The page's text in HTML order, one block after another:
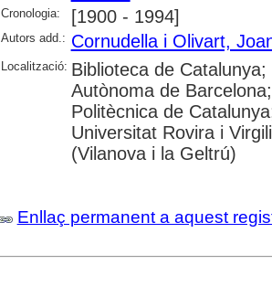
Cronologia: [1900 - 1994]
Autors add.: Cornudella i Olivart,
Localització: Biblioteca de
Autònoma de
Politècnica de
Universitat Rovira i
(Vilanova i la Geltrú)
Enllaç permanent a aquest